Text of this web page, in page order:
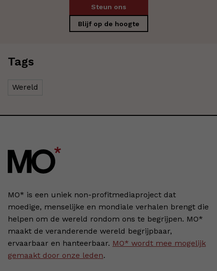
Steun ons
Blijf op de hoogte
Tags
Wereld
MO* is een uniek non-profitmediaproject dat
moedige, menselijke en mondiale verhalen brengt die
helpen om de wereld rondom ons te begrijpen. MO*
maakt de veranderende wereld begrijpbaar,
ervaarbaar en hanteerbaar. MO* wordt mee mogelijk
gemaakt door onze leden.